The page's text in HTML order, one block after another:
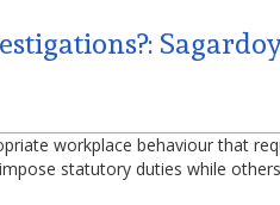
workplace behaviour that
statutory duties while